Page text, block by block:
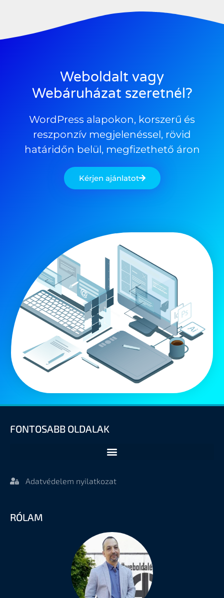
Weboldalt vagy
Webáruházat szeretnél?
WordPress alapokon, korszerű és
reszponzív megjelenéssel, rövid
határidőn belül, megfizethető áron
Kérjen ajánlatot
FONTOSABB OLDALAK
Adatvédelem nyilatkozat
RÓLAM